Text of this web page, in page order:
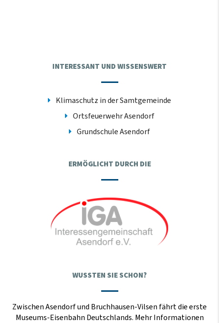
INTERESSANT UND WISSENSWERT
Klimaschutz in der Samtgemeinde
Ortsfeuerwehr Asendorf
Grundschule Asendorf
ERMÖGLICHT DURCH DIE
WUSSTEN SIE SCHON?
Zwischen Asendorf und Bruchhausen-Vilsen fährt die erste
Museums-Eisenbahn Deutschlands. Mehr Informationen